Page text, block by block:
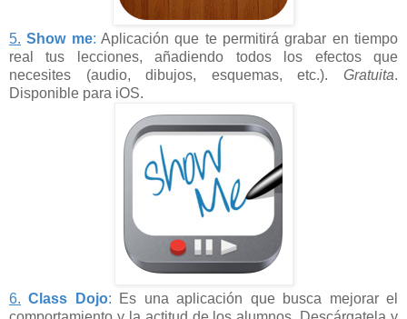
5. Show me: Aplicación que te permitirá grabar en tiempo
real tus lecciones, añadiendo todos los efectos que
necesites (audio, dibujos, esquemas, etc.). Gratuita.
Disponible para iOS.
6. Class Dojo: Es una aplicación que busca mejorar el